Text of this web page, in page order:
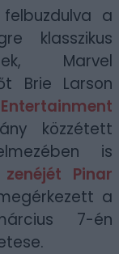
a
klasszikus
Marvel
Brie Larson
Entertainment
közzétett
is
Pinar
a
7-én